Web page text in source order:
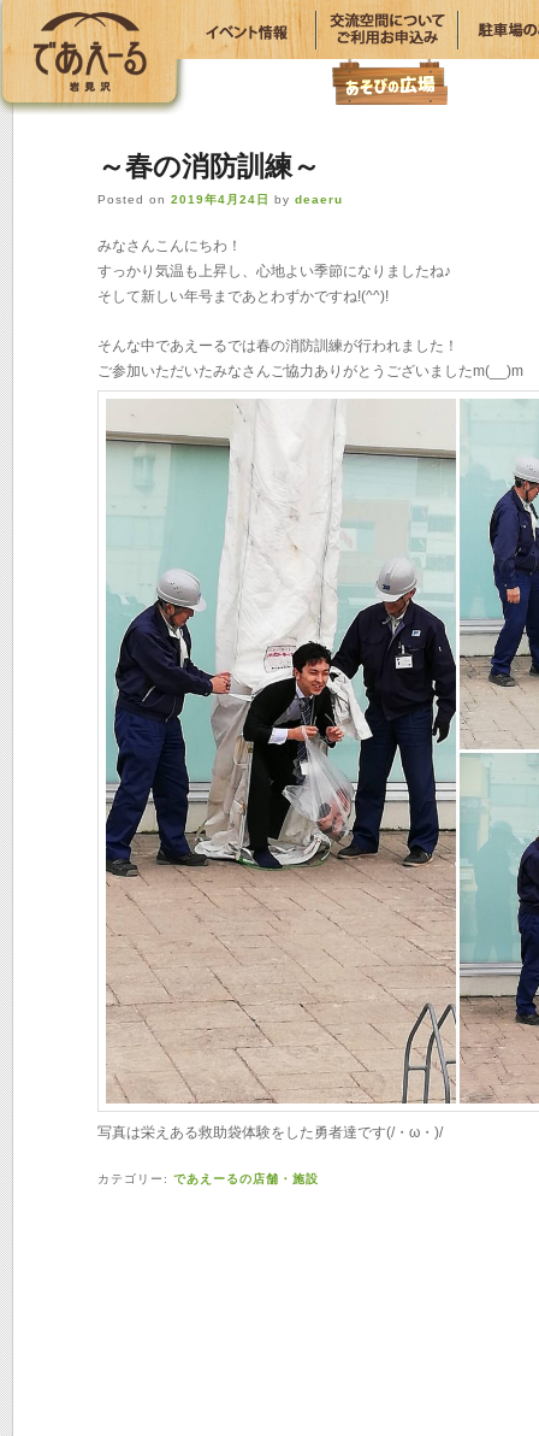
～春の消防訓練～
Posted on 2019年4月24日 by deaeru
みなさんこんにちわ！
すっかり気温も上昇し、心地よい季節になりましたね♪
そして新しい年号まであとわずかですね!(^^)!
そんな中であえーるでは春の消防訓練が行われました！
ご参加いただいたみなさんご協力ありがとうございましたm(__)m
写真は栄えある救助袋体験をした勇者達です(/・ω・)/
カテゴリー: であえーるの店舗・施設